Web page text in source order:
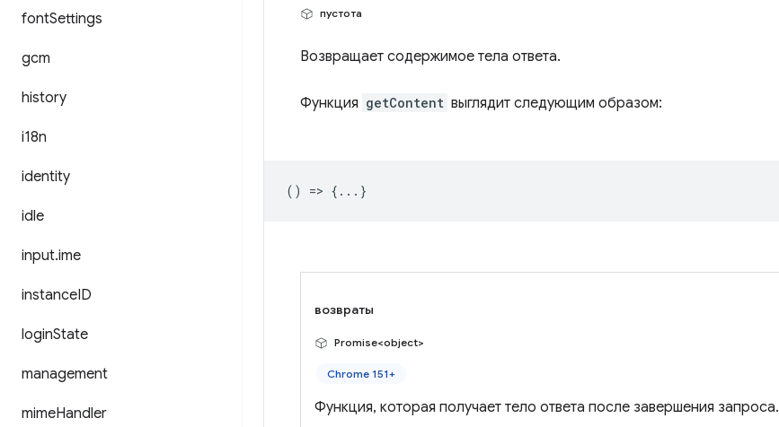
fontSettings
gcm
history
i18n
identity
idle
input.ime
instanceID
loginState
management
mimeHandler
пустота
Возвращает содержимое тела ответа.
Функция getContent выглядит следующим образом:
() => {...}
возвраты
Promise<object>
Chrome 151+
Функция, которая получает тело ответа после завершения запроса.